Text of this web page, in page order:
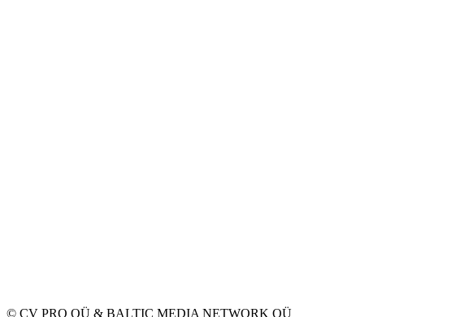
© CV PRO OÜ & BALTIC MEDIA NETWORK OÜ